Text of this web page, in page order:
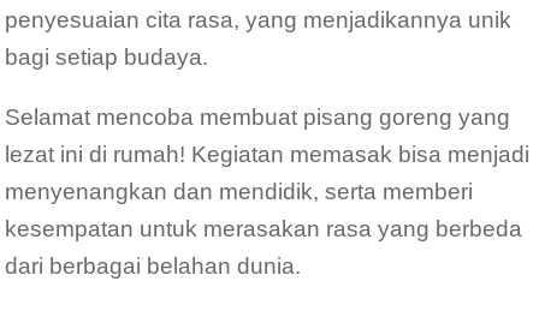
penyesuaian cita rasa, yang menjadikannya unik
bagi setiap budaya.
Selamat mencoba membuat pisang goreng yang
lezat ini di rumah! Kegiatan memasak bisa menjadi
menyenangkan dan mendidik, serta memberi
kesempatan untuk merasakan rasa yang berbeda
dari berbagai belahan dunia.